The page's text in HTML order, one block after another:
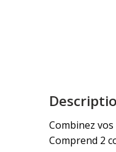
Combinez
Comprend 2